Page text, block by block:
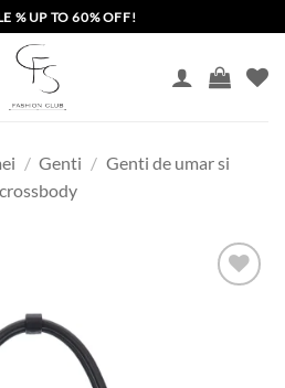
% UP TO 60% OFF!
/ Genti / Genti de umar si
crossbody